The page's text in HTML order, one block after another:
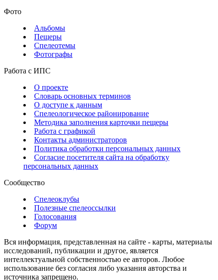
Фото
Альбомы
Пещеры
Спелеотемы
Фотографы
Работа с ИПС
О проекте
Словарь основных терминов
О доступе к данным
Спелеологическое районирование
Методика заполнения карточки пещеры
Работа с графикой
Контакты администраторов
Политика обработки персональных данных
Согласие посетителя сайта на обработку
персональных данных
Сообщество
Спелеоклубы
Полезные спелеоссылки
Голосования
Форум
Вся информация, представленная на сайте - карты, материалы
исследований, публикации и другое, является
интеллектуальной собственностью ее авторов. Любое
использование без согласия либо указания авторства и
источника запрещено.